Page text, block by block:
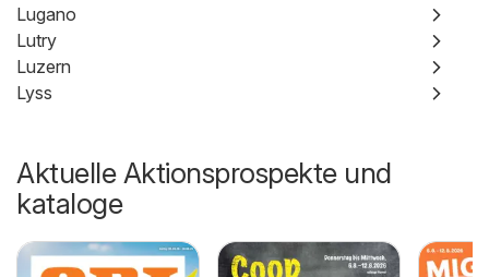
Lugano
Lutry
Luzern
Lyss
Aktuelle Aktionsprospekte und
kataloge